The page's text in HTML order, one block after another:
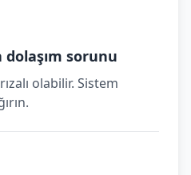
dolaşım sorunu
olabilir. Sistem